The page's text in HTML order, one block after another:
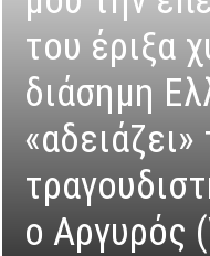
του έριξα
διάσημη
ο Αργυρός